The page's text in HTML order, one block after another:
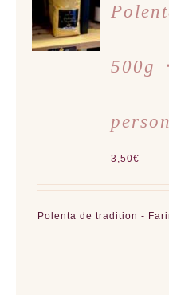
AU
PANIER
/
DÉTAILS
500g
3,50€
Polenta de tradition -